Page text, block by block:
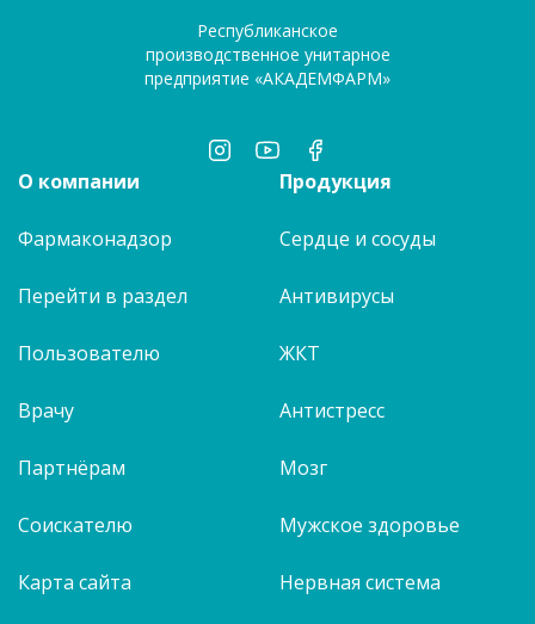
Республиканское
производственное унитарное
предприятие «АКАДЕМФАРМ»
О компании
Фармаконадзор
Перейти в раздел
Пользователю
Врачу
Партнёрам
Соискателю
Карта сайта
Продукция
Сердце и сосуды
Антивирусы
ЖКТ
Антистресс
Мозг
Мужское здоровье
Нервная система